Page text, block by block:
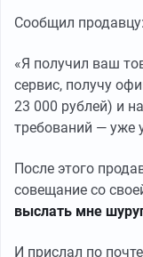
Сообщил продавцу:
«Я получил ваш
сервис, получу
23 000 рублей) и
требований — уже
После этого
совещание со
выслать мне
И прислал по